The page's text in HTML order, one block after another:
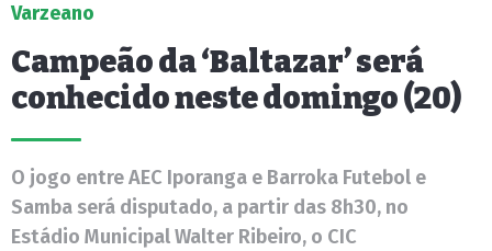
Varzeano
Campeão da ‘Baltazar’ será
conhecido neste domingo (20)
O jogo entre AEC Iporanga e Barroka Futebol e
Samba será disputado, a partir das 8h30, no
Estádio Municipal Walter Ribeiro, o CIC